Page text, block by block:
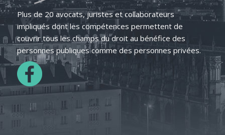
Plus de 20 avocats, juristes et collaborateurs
impliqués dont les compétences permettent de
couvrir tous les champs du droit au bénéfice des
personnes publiques comme des personnes privées.